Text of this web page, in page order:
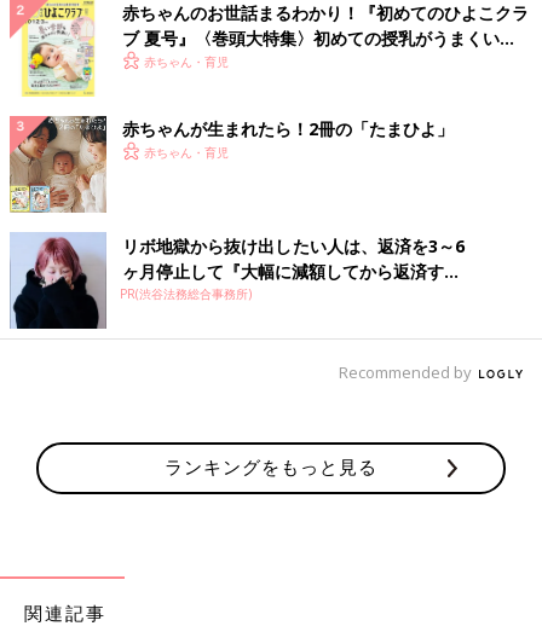
赤ちゃんのお世話まるわかり！『初めてのひよこクラ
ブ 夏号』〈巻頭大特集〉初めての授乳がうまくい
く！ おっぱい・ミルクの基本と夏のトラブル 解決テ
赤ちゃん・育児
赤ちゃんが生まれたら！2冊の「たまひよ」
赤ちゃん・育児
リボ地獄から抜け出したい人は、返済を3～6
ヶ月停止して『大幅に減額してから返済す...
PR(渋谷法務総合事務所)
Recommended by
ランキングをもっと見る
関連記事